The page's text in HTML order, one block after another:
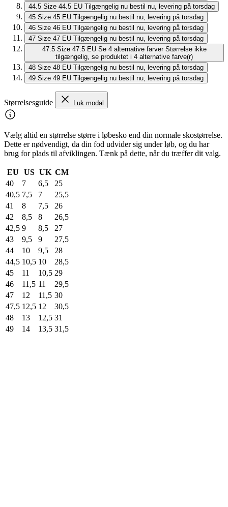
44.5 Size 44.5 EU Tilgængelig nu bestil nu, levering på torsdag
45 Size 45 EU Tilgængelig nu bestil nu, levering på torsdag
46 Size 46 EU Tilgængelig nu bestil nu, levering på torsdag
47 Size 47 EU Tilgængelig nu bestil nu, levering på torsdag
47.5 Size 47.5 EU Se 4 alternative farver Størrelse ikke
tilgængelig, se produktet i 4 alternative farve(r)
48 Size 48 EU Tilgængelig nu bestil nu, levering på torsdag
49 Size 49 EU Tilgængelig nu bestil nu, levering på torsdag
Størrelsesguide Luk modal
Vælg altid en størrelse større i løbesko end din normale skostørrelse.
Dette er nødvendigt, da din fod udvider sig under løb, og du har
brug for plads til afviklingen. Tænk på dette, når du træffer dit valg.
EU US UK CM
40
7 6,5
25
40,5 7,5 7
25,5
41
8 7,5
26
42
8,5 8
26,5
42,5 9 8,5
27
43
9,5 9
27,5
44
10 9,5
28
44,5 10,5 10
28,5
45
11 10,5 29
46
11,5 11
29,5
47
12 11,5 30
47,5 12,5 12
30,5
48
13 12,5 31
49
14 13,5 31,5